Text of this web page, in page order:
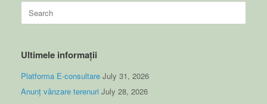
Search
for:
Ultimele informații
Platforma E-consultare July 31, 2026
Anunț vânzare terenuri July 28, 2026